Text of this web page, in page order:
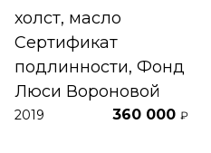
холст, масло
Сертификат
подлинности, Фонд
Люси Вороновой
2019 360 000 ₽